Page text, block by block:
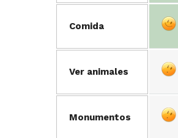
Comida
Ver animales
Monumentos